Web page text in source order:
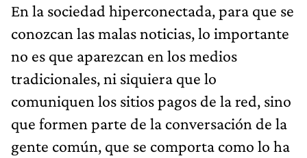
En la sociedad hiperconectada, para que se
conozcan las malas noticias, lo importante
no es que aparezcan en los medios
tradicionales, ni siquiera que lo
comuniquen los sitios pagos de la red, sino
que formen parte de la conversación de la
gente común, que se comporta como lo ha